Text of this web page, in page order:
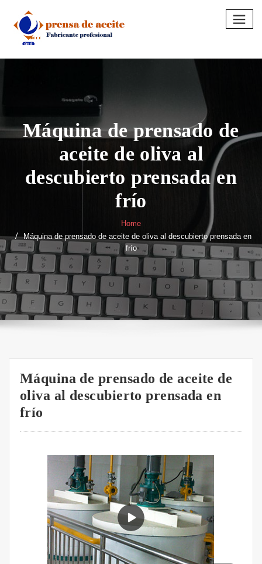
content
Máquina de prensado de
aceite de oliva al
descubierto prensada en
frío
Home
Máquina de prensado de aceite de oliva al descubierto prensada en
frío
Máquina de prensado de aceite de
oliva al descubierto prensada en
frío